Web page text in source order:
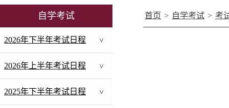
自学考试
2026年下半年考试日程 >
2026年上半年考试日程 >
2025年下半年考试日程 >
首页 > 自学考试 > 考